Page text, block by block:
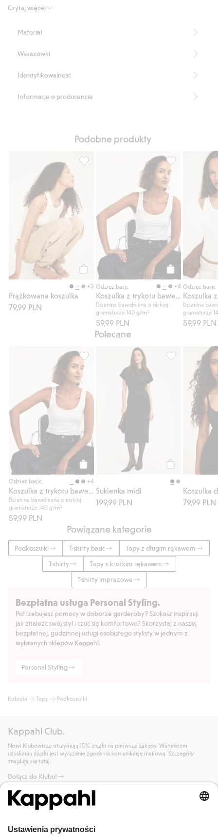
Czytaj więcej
Numer artykułu
Materiał
Wskazówki
Identyfikowalność
Informacje o producencie
Podobne produkty
+3
Prążkowana koszulka
79,99 PLN
Prążkowana koszulka, Dodaj do listy
Kup
Odzież basic +4
Koszulka z trykotu bawełnianego
Dzianina bawełniana o niskiej
gramaturze 140 g/m²
59,99 PLN
Koszulka z
Odzież basic
Dzianina
gramaturze
59,99 PLN
Polecane
Kup
Odzież basic +4
Koszulka z trykotu bawełnianego
Dzianina bawełniana o niskiej
gramaturze 140 g/m²
59,99 PLN
Koszulka z trykotu bawełnianego, Dodaj
Sukienka midi
199,99 PLN
Sukienka
Koszulka
79,99 PLN
Powiązane kategorie
Podkoszulki T-shirty basic
Topy z długim rękawem
T-shirty
Topy z krótkim rękawem
T-shirty imprezowe
Bezpłatna usługa Personal Styling.
Potrzebujesz pomocy w doborze garderoby? Szukasz inspiracji
jak znaleźć swój styl i czuć się komfortowo? Skorzystaj z naszej
bezpłatnej, godzinnej usługi osobistego stylisty w jednym z
wybranych sklepów Kappahl.
Personal Styling
Kobieta Topy Podkoszulki
Kappahl Club.
Nowi Klubowicze otrzymują 15% zniżki na pierwsze zakupy. Warunkiem
uzyskania zniżki jest wyrażenie zgody na komunikację mailową. Szczegóły
znajdują się tutaj.
Dołącz do Klubu!